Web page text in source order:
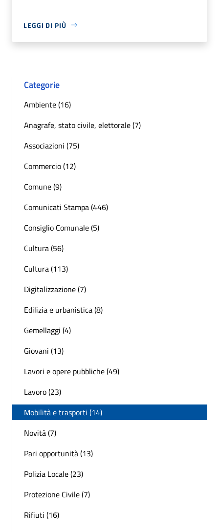
LEGGI DI PIÙ
Categorie
Ambiente (16)
Anagrafe, stato civile, elettorale (7)
Associazioni (75)
Commercio (12)
Comune (9)
Comunicati Stampa (446)
Consiglio Comunale (5)
Cultura (56)
Cultura (113)
Digitalizzazione (7)
Edilizia e urbanistica (8)
Gemellaggi (4)
Giovani (13)
Lavori e opere pubbliche (49)
Lavoro (23)
Mobilità e trasporti (14)
Novità (7)
Pari opportunità (13)
Polizia Locale (23)
Protezione Civile (7)
Rifiuti (16)